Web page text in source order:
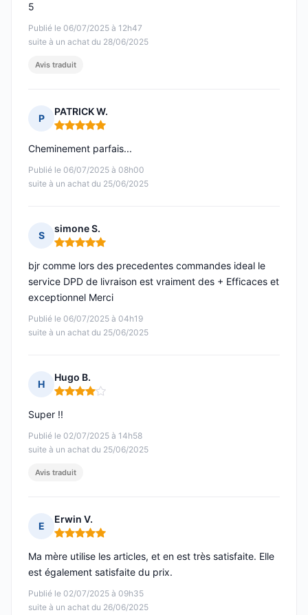
Publié le 06/07/2025 à 12h47
suite à un achat du 28/06/2025
5
Avis traduit
P
PATRICK W.
Note : 5 sur 5
Publié le 06/07/2025 à 08h00
suite à un achat du 25/06/2025
Cheminement parfais...
S
simone S.
Note : 5 sur 5
Publié le 06/07/2025 à 04h19
suite à un achat du 25/06/2025
bjr comme lors des precedentes commandes ideal le
service DPD de livraison est vraiment des + Efficaces et
exceptionnel Merci
H
Hugo B.
Note : 4 sur 5
Publié le 02/07/2025 à 14h58
suite à un achat du 25/06/2025
Super !!
Avis traduit
E
Erwin V.
Note : 5 sur 5
Publié le 02/07/2025 à 09h35
suite à un achat du 26/06/2025
Ma mère utilise les articles, et en est très satisfaite. Elle
est également satisfaite du prix.